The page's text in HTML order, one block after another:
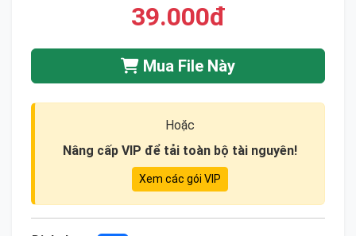
39.000đ
Mua File Này
Hoặc
Nâng cấp VIP để tải toàn bộ tài nguyên!
Xem các gói VIP